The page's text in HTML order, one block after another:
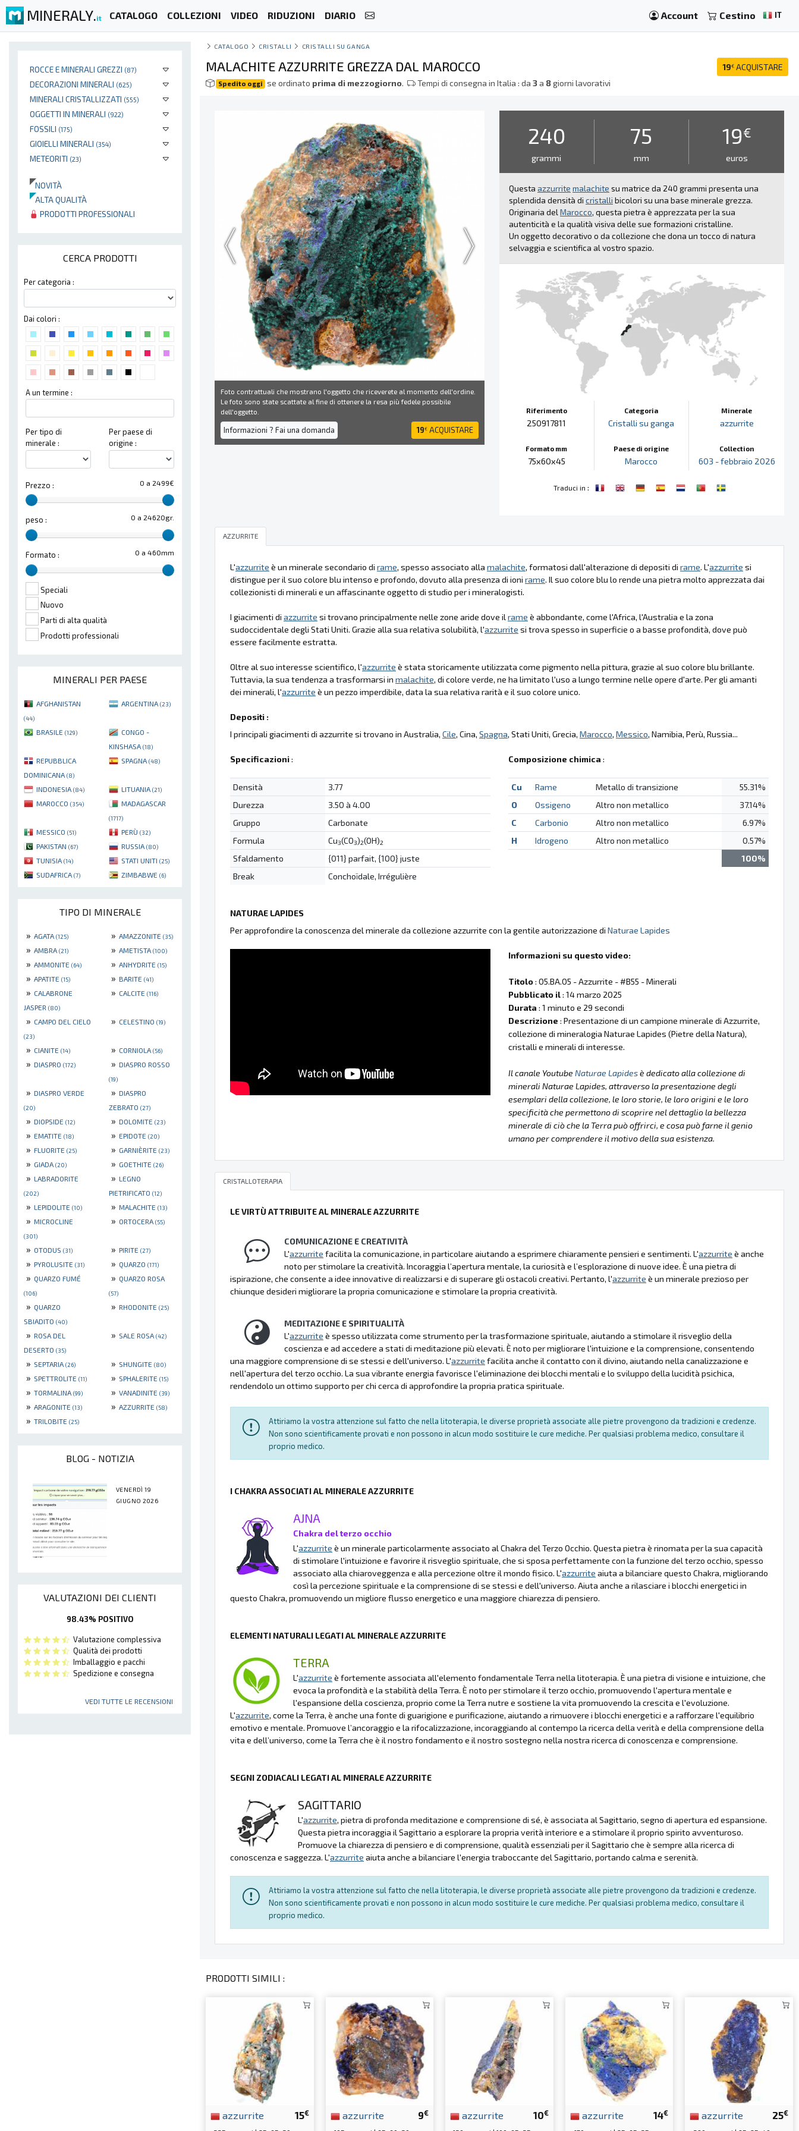
MINERALY.it CATALOGO COLLEZIONI VIDEO RIDUZIONI DIARIO Account Cestino IT
ROCCE E MINERALI GREZZI (87)
DECORAZIONI MINERALI (625)
MINERALI CRISTALLIZZATI (555)
OGGETTI IN MINERALI (922)
FOSSILI (175)
GIOIELLI MINERALI (354)
METEORITI (23)
NOVITÀ
ALTA QUALITÀ
PRODOTTI PROFESSIONALI
CERCA PRODOTTI
Per categoria :
Dai colori :
A un termine :
Per tipo di
minerale :
Per paese di
origine :
0 a 2499€
Prezzo :
0 a 24620gr.
peso :
0 a 460mm
Formato :
Speciali
Nuovo
Parti di alta qualità
Prodotti professionali
MINERALI PER PAESE
AFGHANISTAN
(44)
ARGENTINA (23)
BRASILE (129)
CONGO -
KINSHASA (18)
REPUBBLICA
DOMINICANA (8)
SPAGNA (48)
INDONESIA (84) LITUANIA (21)
MAROCCO (354) MADAGASCAR
(1717)
MESSICO (51) PERÙ (32)
PAKISTAN (67) RUSSIA (80)
TUNISIA (14) STATI UNITI (25)
SUDAFRICA (7) ZIMBABWE (6)
TIPO DI MINERALE
» AGATA (125) » AMAZZONITE (35)
» AMBRA (21) » AMETISTA (100)
» AMMONITE (64) » ANHYDRITE (15)
» APATITE (15) » BARITE (41)
» CALABRONE
JASPER (80)
» CALCITE (116)
» CAMPO DEL CIELO
(23)
» CELESTINO (19)
» CIANITE (14) » CORNIOLA (56)
» DIASPRO (172) » DIASPRO ROSSO
(19)
» DIASPRO VERDE
(20)
» DIASPRO
ZEBRATO (27)
» DIOPSIDE (12) » DOLOMITE (23)
» EMATITE (18) » EPIDOTE (20)
» FLUORITE (25) » GARNIÈRITE (23)
» GIADA (20) » GOETHITE (26)
» LABRADORITE
(202)
» LEGNO
PIETRIFICATO (12)
» LEPIDOLITE (10) » MALACHITE (13)
» MICROCLINE
(301)
» ORTOCERA (55)
» OTODUS (31) » PIRITE (27)
» PYROLUSITE (31) » QUARZO (171)
» QUARZO FUMÉ
(106)
» QUARZO ROSA
(57)
» QUARZO
SBIADITO (40)
» RHODONITE (25)
» ROSA DEL
DESERTO (35)
» SALE ROSA (42)
» SEPTARIA (26) » SHUNGITE (80)
» SPETTROLITE (11) » SPHALERITE (15)
» TORMALINA (99) » VANADINITE (39)
» ARAGONITE (13) » AZZURRITE (58)
» TRILOBITE (25)
BLOG - NOTIZIA
VENERDÌ 19
GIUGNO 2026
VALUTAZIONI DEI CLIENTI
98.43% POSITIVO
Valutazione complessiva
Qualità dei prodotti
Imballaggio e pacchi
Spedizione e consegna
VEDI TUTTE LE RECENSIONI
CATALOGO CRISTALLI CRISTALLI SU GANGA
19€ ACQUISTARE
MALACHITE AZZURRITE GREZZA DAL MAROCCO
Spedito oggi se ordinato prima di mezzogiorno. Tempi di consegna in Italia : da3a 8giorni lavorativi
Foto contrattuali che mostrano l'oggetto che riceverete al momento dell'ordine.
Le foto sono state scattate al fine di ottenere la resa più fedele possibile
dell'oggetto.
Informazioni ? Fai una domanda 19€ ACQUISTARE
240
grammi
75
mm
19€
euros
Questa azzurrite malachite su matrice da 240 grammi presenta una
splendida densità di cristalli bicolori su una base minerale grezza.
Originaria del Marocco, questa pietra è apprezzata per la sua
autenticità e la qualità visiva delle sue formazioni cristalline.
Un oggetto decorativo o da collezione che dona un tocco di natura
selvaggia e scientifica al vostro spazio.
Riferimento
250917811
Formato mm
75x60x45
Categoria
Cristalli su ganga
Paese di origine
Marocco
Minerale
azzurrite
Collection
603 - febbraio 2026
Traduci in :
AZZURRITE
L'azzurrite è un minerale secondario di rame, spesso associato alla malachite, formatosi dall'alterazione di depositi di rame. L'azzurrite si
distingue per il suo colore blu intenso e profondo, dovuto alla presenza di ioni rame. Il suo colore blu lo rende una pietra molto apprezzata dai
collezionisti di minerali e un affascinante oggetto di studio per i mineralogisti.
I giacimenti di azzurrite si trovano principalmente nelle zone aride dove il rame è abbondante, come l'Africa, l'Australia e la zona
sudoccidentale degli Stati Uniti. Grazie alla sua relativa solubilità, l'azzurrite si trova spesso in superficie o a basse profondità, dove può
essere facilmente estratta.
Oltre al suo interesse scientifico, l'azzurrite è stata storicamente utilizzata come pigmento nella pittura, grazie al suo colore blu brillante.
Tuttavia, la sua tendenza a trasformarsi in malachite, di colore verde, ne ha limitato l'uso a lungo termine nelle opere d'arte. Per gli amanti
dei minerali, l'azzurrite è un pezzo imperdibile, data la sua relativa rarità e il suo colore unico.
Depositi :
I principali giacimenti di azzurrite si trovano in Australia, Cile, Cina, Spagna, Stati Uniti, Grecia, Marocco, Messico, Namibia, Perù, Russia...
Specificazioni:
Densità
3.77
Durezza
3.50 à 4.00
Gruppo
Carbonate
Formula
Cu3(CO3)2(OH)2
Sfaldamento
{011} parfait, {100} juste
Break
Conchoïdale, Irrégulière
Composizione chimica :
Cu Rame Metallo di transizione
55.31%
O
Ossigeno Altro non metallico
37.14%
C
Carbonio Altro non metallico
6.97%
H
Idrogeno Altro non metallico
0.57%
100%
NATURAE LAPIDES
Per approfondire la conoscenza del minerale da collezione azzurrite con la gentile autorizzazione di Naturae Lapides
Informazioni su questo video:
Titolo: 05.BA.05 - Azzurrite - #B55 - Minerali
Pubblicato il: 14 marzo 2025
Durata : 1 minuto e 29 secondi
Descrizione : Presentazione di un campione minerale di Azzurrite,
collezione di mineralogia Naturae Lapides (Pietre della Natura),
cristalli e minerali di interesse.
Il canale Youtube Naturae Lapidesè dedicato alla collezione di
minerali Naturae Lapides, attraverso la presentazione degli
esemplari della collezione, le loro storie, le loro origini e le loro
specificità che permettono di scoprire nel dettaglio la bellezza
minerale di ciò che la Terra può offrirci, e cosa può farne il genio
umano per comprendere il motivo della sua esistenza.
CRISTALLOTERAPIA
LE VIRTÙ ATTRIBUITE AL MINERALE AZZURRITE
COMUNICAZIONE E CREATIVITÀ
L'azzurrite facilita la comunicazione, in particolare aiutando a esprimere chiaramente pensieri e sentimenti. L'azzurrite è anche
noto per stimolare la creatività. Incoraggia l’apertura mentale, la curiosità e l’esplorazione di nuove idee. È una pietra di
ispirazione, che consente a idee innovative di realizzarsi e di superare gli ostacoli creativi. Pertanto, l'azzurrite è un minerale prezioso per
chiunque desideri migliorare la propria comunicazione e stimolare la propria creatività.
MEDITAZIONE E SPIRITUALITÀ
L'azzurrite è spesso utilizzata come strumento per la trasformazione spirituale, aiutando a stimolare il risveglio della
coscienza e ad accedere a stati di meditazione più elevati. È noto per migliorare l'intuizione e la comprensione, consentendo
una maggiore comprensione di se stessi e dell'universo. L'azzurrite facilita anche il contatto con il divino, aiutando nella canalizzazione e
nell'apertura del terzo occhio. La sua vibrante energia favorisce l'eliminazione dei blocchi mentali e lo sviluppo della lucidità psichica,
rendendolo un ottimo supporto per chi cerca di approfondire la propria pratica spirituale.
Attiriamo la vostra attenzione sul fatto che nella litoterapia, le diverse proprietà associate alle pietre provengono da tradizioni e credenze.
Non sono scientificamente provati e non possono in alcun modo sostituire le cure mediche. Per qualsiasi problema medico, consultare il
proprio medico.
I CHAKRA ASSOCIATI AL MINERALE AZZURRITE
AJNA
Chakra del terzo occhio
L'azzurrite è un minerale particolarmente associato al Chakra del Terzo Occhio. Questa pietra è rinomata per la sua capacità
di stimolare l'intuizione e favorire il risveglio spirituale, che si sposa perfettamente con la funzione del terzo occhio, spesso
associato alla chiaroveggenza e alla percezione oltre il mondo fisico. L'azzurrite aiuta a bilanciare questo Chakra, migliorando
così la percezione spirituale e la comprensione di se stessi e dell'universo. Aiuta anche a rilasciare i blocchi energetici in
questo Chakra, promuovendo un migliore flusso energetico e una maggiore chiarezza di pensiero.
ELEMENTI NATURALI LEGATI AL MINERALE AZZURRITE
TERRA
L'azzurrite è fortemente associata all'elemento fondamentale Terra nella litoterapia. È una pietra di visione e intuizione, che
evoca la profondità e la stabilità della Terra. È noto per stimolare il terzo occhio, promuovendo l'apertura mentale e
l'espansione della coscienza, proprio come la Terra nutre e sostiene la vita promuovendo la crescita e l'evoluzione.
L'azzurrite, come la Terra, è anche una fonte di guarigione e purificazione, aiutando a rimuovere i blocchi energetici e a rafforzare l'equilibrio
emotivo e mentale. Promuove l’ancoraggio e la rifocalizzazione, incoraggiando al contempo la ricerca della verità e della comprensione della
vita e dell’universo, come la Terra che è il nostro fondamento e il nostro sostegno nella nostra ricerca di conoscenza e comprensione.
SEGNI ZODIACALI LEGATI AL MINERALE AZZURRITE
SAGITTARIO
L'azzurrite, pietra di profonda meditazione e comprensione di sé, è associata al Sagittario, segno di apertura ed espansione.
Questa pietra incoraggia il Sagittario a esplorare la propria verità interiore e a stimolare il proprio spirito avventuroso.
Promuove la chiarezza di pensiero e di comprensione, qualità essenziali per il Sagittario che è sempre alla ricerca di
conoscenza e saggezza. L'azzurrite aiuta anche a bilanciare l'energia traboccante del Sagittario, portando calma e serenità.
Attiriamo la vostra attenzione sul fatto che nella litoterapia, le diverse proprietà associate alle pietre provengono da tradizioni e credenze.
Non sono scientificamente provati e non possono in alcun modo sostituire le cure mediche. Per qualsiasi problema medico, consultare il
proprio medico.
PRODOTTI SIMILI :
15€
azzurrite 9€
azzurrite 10€
azzurrite 14€
azzurrite 25€
azzurrite